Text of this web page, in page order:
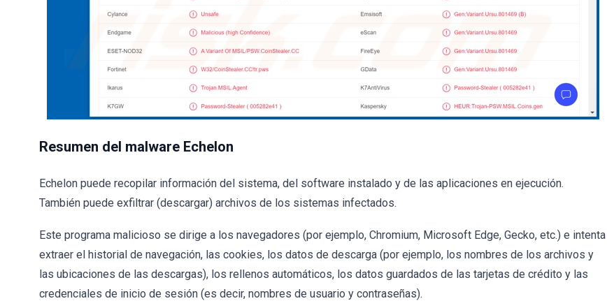
Resumen del malware Echelon
Echelon puede recopilar información del sistema, del software instalado y de las aplicaciones en ejecución.
También puede exfiltrar (descargar) archivos de los sistemas infectados.
Este programa malicioso se dirige a los navegadores (por ejemplo, Chromium, Microsoft Edge, Gecko, etc.) e intenta
extraer el historial de navegación, las cookies, los datos de descarga (por ejemplo, los nombres de los archivos y
las ubicaciones de las descargas), los rellenos automáticos, los datos guardados de las tarjetas de crédito y las
credenciales de inicio de sesión (es decir, nombres de usuario y contraseñas).